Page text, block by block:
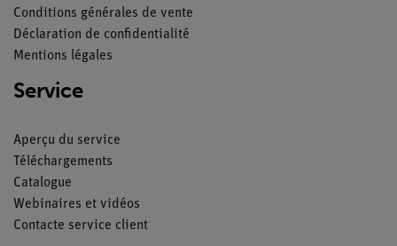
Conditions générales de vente
Déclaration de confidentialité
Mentions légales
Service
Aperçu du service
Téléchargements
Catalogue
Webinaires et vidéos
Contacte service client